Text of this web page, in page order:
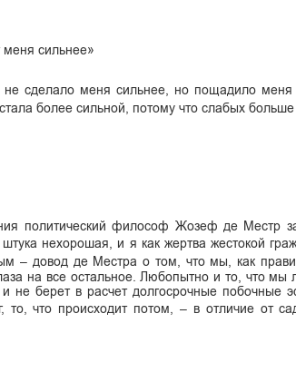
меня сильнее»
сделало меня сильнее, но пощадило меня
более сильной, потому что слабых больше
политический философ Жозеф де Местр
нехорошая, и я как жертва жестокой
– довод де Местра о том, что мы, как
на все остальное. Любопытно и то, что мы
не берет в расчет долгосрочные
что происходит потом, – в отличие от